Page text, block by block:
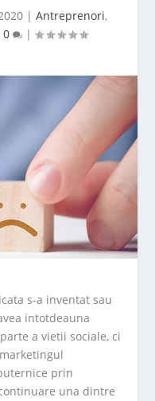
| Antreprenori,
0 |
s-a inventat sau
intotdeauna
a vietii sociale, ci
prin
una dintre